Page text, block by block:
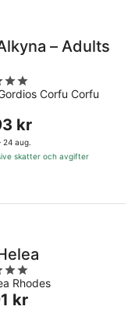
– Adults
Corfu Corfu
kr
kr
24 aug.
skatter och avgifter
Rhodes
kr